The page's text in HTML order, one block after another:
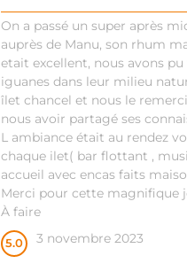
On a passé un super après
auprès de Manu, son rhum
etait excellent, nous avons pu
iguanes dans leur milieu
îlet chancel et nous le
nous avoir partagé ses
L ambiance était au rendez
chaque ilet( bar flottant ,
accueil avec encas faits
Merci pour cette magnifique
À faire
5.0 3 novembre 2023